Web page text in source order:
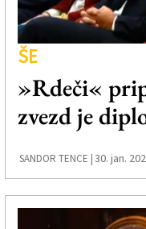
ŠE
»Rdeči«
zvezd je
SANDOR TENCE |30. jan.